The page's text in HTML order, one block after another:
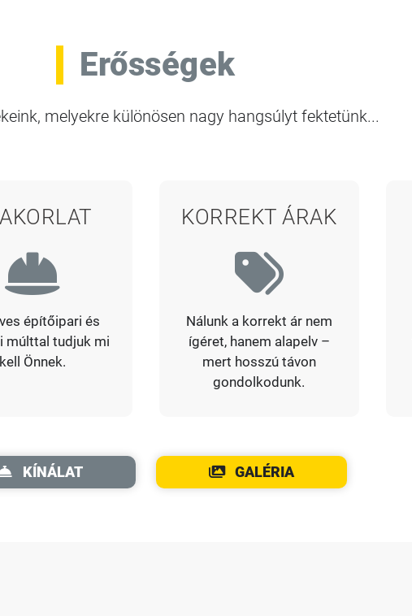
Erősségek
melyekre különösen nagy hangsúlyt fektetünk...
építőipari és
múlttal tudjuk mi
kell Önnek.
KORREKT ÁRAK
Nálunk a korrekt ár nem
ígéret, hanem alapelv –
mert hosszú távon
gondolkodunk.
KÍNÁLAT GALÉRIA